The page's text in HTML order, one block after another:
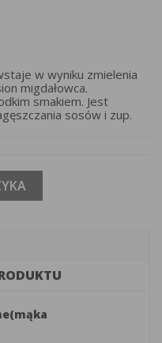
w wyniku zmielenia
migdałowca.
smakiem. Jest
sosów i zup.